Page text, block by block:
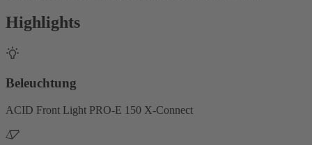
Highlights
Beleuchtung
ACID Front Light PRO-E 150 X-Connect